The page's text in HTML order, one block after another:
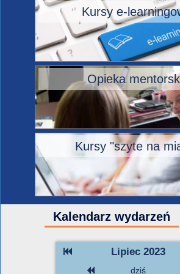
Kursy e-
Opieka
Kursy "szyte na
Kalendarz wydarzeń
Lipiec 2023
dziś